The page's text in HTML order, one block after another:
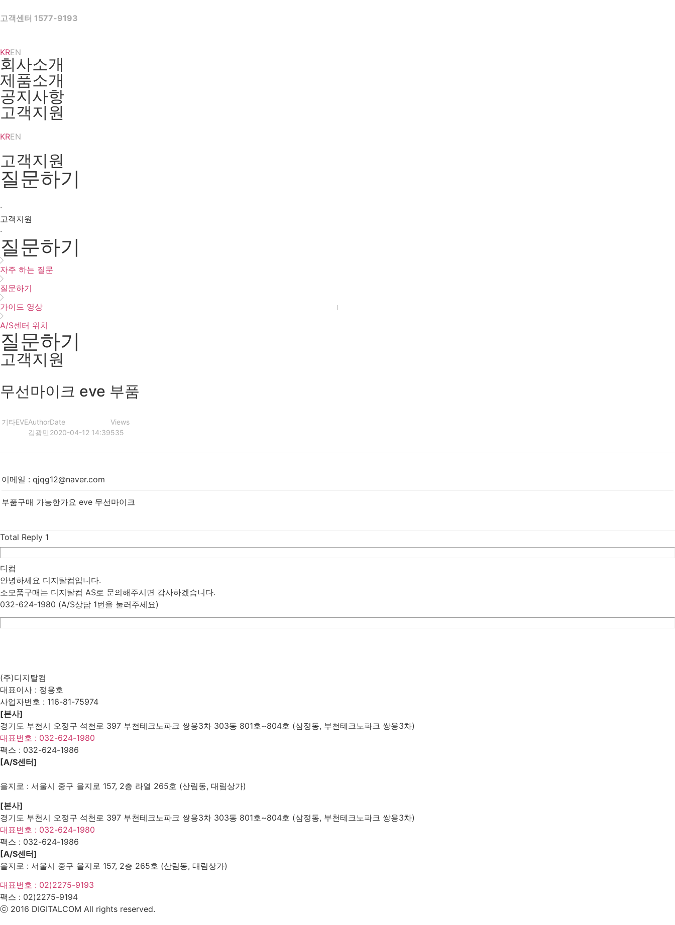
to
고객센터 1577-9193
KREN
회사소개
제품소개
공지사항
고객지원
KREN
고객지원
질문하기
·
고객지원
·
질문하기
자주 하는 질문
질문하기
가이드 영상
A/S센터 위치
질문하기
고객지원
무선마이크 eve 부품
기타EVEAuthor
김광민
Date
2020-04-12 14:39
Views
535
이메일 : qjqg12@naver.com
부품구매 가능한가요 eve 무선마이크
Total Reply 1
디컴
안녕하세요 디지탈컴입니다.
소모품구매는 디지탈컴 AS로 문의해주시면 감사하겠습니다.
032-624-1980 (A/S상담 1번을 눌러주세요)
(주)디지탈컴
대표이사 : 정용호
사업자번호 : 116-81-75974
[본사]
경기도 부천시 오정구 석천로 397 부천테크노파크 쌍용3차 303동 801호~804호 (삼정동, 부천테크노파크 쌍용3차)
대표번호 : 032-624-1980
팩스 : 032-624-1986
[A/S센터]
을지로 : 서울시 중구 을지로 157, 2층 라열 265호 (산림동, 대림상가)
[본사]
경기도 부천시 오정구 석천로 397 부천테크노파크 쌍용3차 303동 801호~804호 (삼정동, 부천테크노파크 쌍용3차)
대표번호 : 032-624-1980
팩스 : 032-624-1986
[A/S센터]
을지로 : 서울시 중구 을지로 157, 2층 265호 (산림동, 대림상가)
대표번호 : 02)2275-9193
팩스 : 02)2275-9194​
ⓒ 2016 DIGITALCOM All rights reserved.